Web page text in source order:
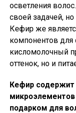
осветления
своей задачей,
Кефир же
компонентов для
кисломолочный
оттенок, но и
Кефир
подарком для